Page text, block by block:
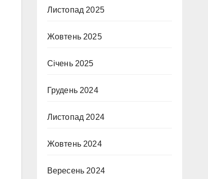
Листопад 2025
Жовтень 2025
Січень 2025
Грудень 2024
Листопад 2024
Жовтень 2024
Вересень 2024